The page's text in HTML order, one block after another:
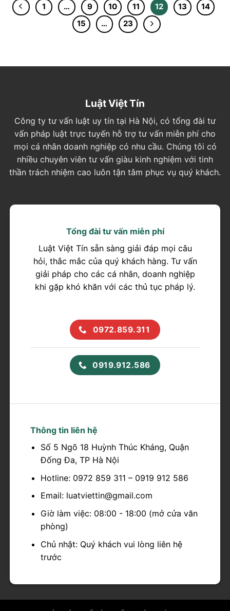
1 … 9 10 11 12 13
14
15
… 23
Luật Việt Tín
Công ty tư vấn luật uy tín tại Hà Nội, có tổng đài tư
vấn pháp luật trực tuyến hỗ trợ tư vấn miễn phí cho
mọi cá nhân doanh nghiệp có nhu cầu. Chúng tôi có
nhiều chuyên viên tư vấn giàu kinh nghiệm với tinh
thần trách nhiệm cao luôn tận tâm phục vụ quý khách.
Tổng đài tư vấn miễn phí
Luật Việt Tín sẵn sàng giải đáp mọi câu
hỏi, thắc mắc của quý khách hàng. Tư vấn
giải pháp cho các cá nhân, doanh nghiệp
khi gặp khó khăn với các thủ tục pháp lý.
0972.859.311
0919.912.586
Thông tin liên hệ
Số 5 Ngõ 18 Huỳnh Thúc Kháng, Quận
Đống Đa, TP Hà Nội
Hotline: 0972 859 311 – 0919 912 586
Email: luatviettin@gmail.com
Giờ làm việc: 08:00 - 18:00 (mở cửa văn
phòng)
Chủ nhật: Quý khách vui lòng liên hệ
trước